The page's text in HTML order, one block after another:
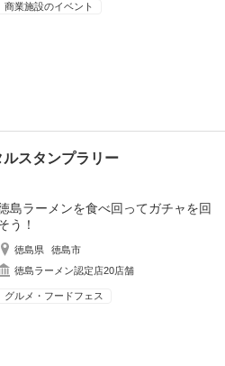
商業施設のイベント
スタンプラリー
島ラーメンを食べ回ってガチャを回
う！
徳島県
徳島市
徳島ラーメン認定店20店舗
グルメ・フードフェス